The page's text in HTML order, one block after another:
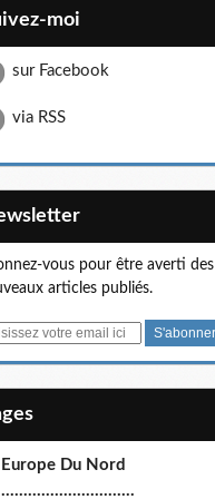
moi
sur Facebook
via RSS
vous pour être averti des
articles publiés.
Du Nord